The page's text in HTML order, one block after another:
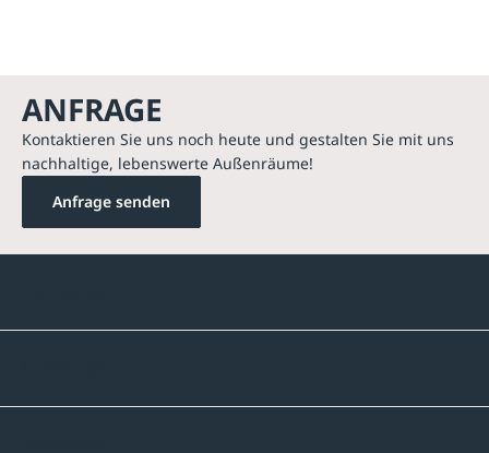
ANFRAGE
Kontaktieren Sie uns noch heute und gestalten Sie mit uns
nachhaltige, lebenswerte Außenräume!
Anfrage senden